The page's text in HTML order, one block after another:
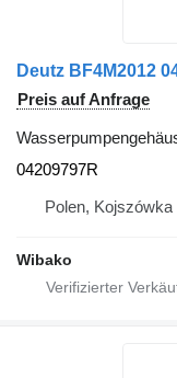
Deutz BF4M2012
Preis auf Anfrage
04209797R
Polen, Kojszówka
Wibako